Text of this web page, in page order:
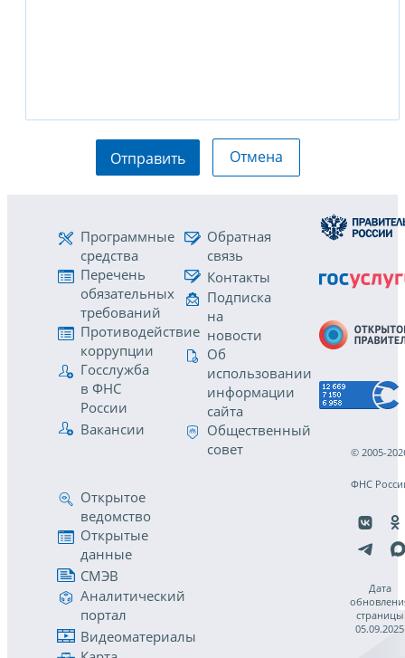
Отправить Отмена
Программные
средства
Перечень
обязательных
требований
Противодействие
коррупции
Госслужба
в ФНС
России
Вакансии
Обратная
связь
Контакты
Подписка
на
новости
Об
использовании
информации
сайта
Общественный
совет
Открытое
ведомство
Открытые
данные
СМЭВ
Аналитический
портал
Видеоматериалы
© 2005-
ФНС
Дата
страницы
05.09.2025